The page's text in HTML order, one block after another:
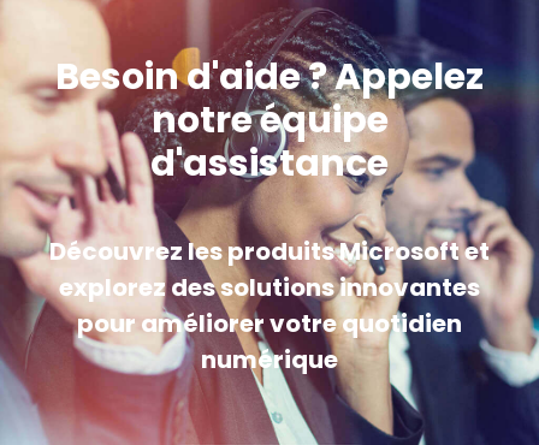
Besoin d'aide ? Appelez
notre équipe
d'assistance
Découvrez les produits Microsoft et
explorez des solutions innovantes
pour améliorer votre quotidien
numérique